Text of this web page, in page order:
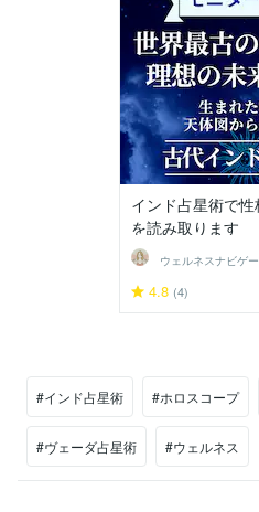
インド占星術で
を読み取ります
ウェルネスナビゲ
4.8 (4)
#インド占星術 #ホロスコープ
#ヴェーダ占星術 #ウェルネス